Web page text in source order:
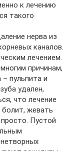
к лечению
такого
нерва из
каналов.
лечением.
причинам,
пульпита и
удален,
что лечение
жевать
Пустой